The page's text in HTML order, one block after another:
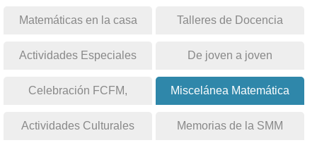
Matemáticas en la casa Talleres de Docencia
Actividades Especiales De joven a joven
Celebración FCFM,
BUAP
Miscelánea Matemática
Actividades Culturales Memorias de la SMM